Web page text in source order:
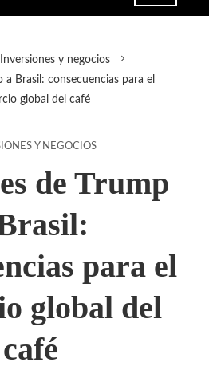
Inversiones y negocios
a Brasil: consecuencias para el
global del café
Y NEGOCIOS
de Trump
para el
global del
café